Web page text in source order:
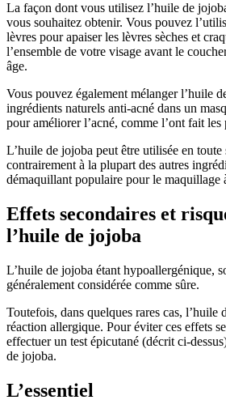
La façon dont vous utilisez l’huile de
vous souhaitez obtenir. Vous pouvez
lèvres pour apaiser les lèvres sèches et
l’ensemble de votre visage avant le
âge.
Vous pouvez également mélanger l’huile
ingrédients naturels anti-acné dans un
pour améliorer l’acné, comme l’ont fait les
L’huile de jojoba peut être utilisée en
contrairement à la plupart des autres
démaquillant populaire pour le maquillage
Effets secondaires et
l’huile de jojoba
L’huile de jojoba étant hypoallergénique,
généralement considérée comme sûre.
Toutefois, dans quelques rares cas, l’huile
réaction allergique. Pour éviter ces effets
effectuer un test épicutané (décrit ci-
de jojoba.
L’essentiel